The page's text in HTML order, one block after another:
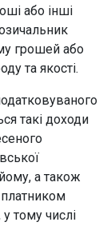
або інші
грошей або
та якості.
такі доходи
а також
тому числі